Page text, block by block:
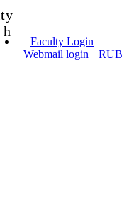
Faculty Login
Webmail login
RUB